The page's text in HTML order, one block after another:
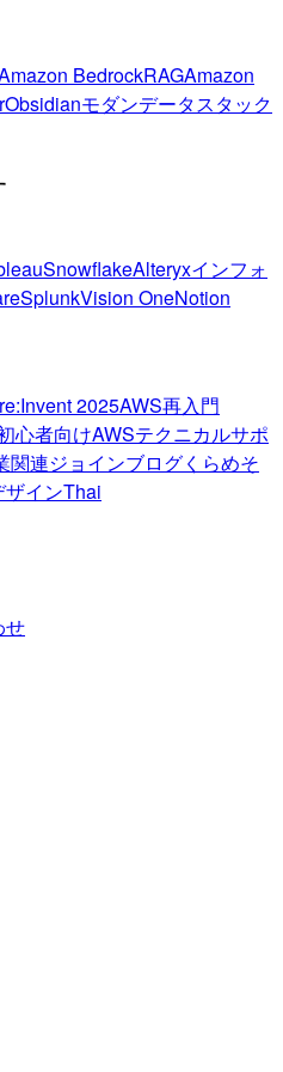
BedrockRAGAmazon
Obsidianモダンデータスタック
SnowflakeAlteryxインフォ
SplunkVision OneNotion
2025AWS再入門
心者向けAWSテクニカルサポ
関連ジョインブログくらめそ
ザインThai
せ